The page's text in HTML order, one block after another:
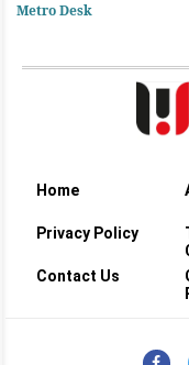
വ്യാപാരികൾക്കും
Metro Desk
Home
Privacy Policy
Contact Us